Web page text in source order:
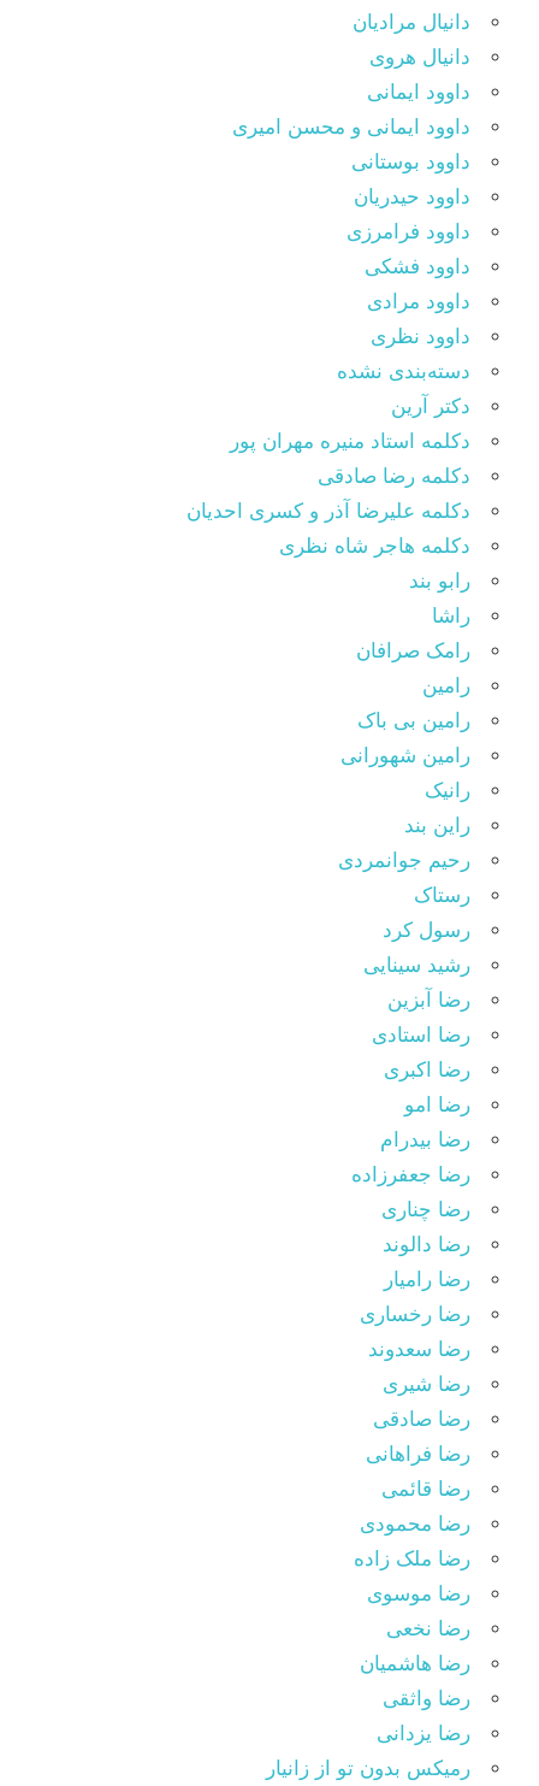
دانیال مرادیان
دانیال هروی
داوود ایمانی
داوود ایمانی و محسن امیری
داوود بوستانی
داوود حیدریان
داوود فرامرزی
داوود فشکی
داوود مرادی
داوود نظری
دسته‌بندی نشده
دکتر آرین
دکلمه استاد منیره مهران پور
دکلمه رضا صادقی
دکلمه علیرضا آذر و کسری احدیان
دکلمه هاجر شاه نظری
رابو بند
راشا
رامک صرافان
رامین
رامین بی باک
رامین شهورانی
رانیک
راین بند
رحیم جوانمردی
رستاک
رسول کرد
رشید سینایی
رضا آبزین
رضا استادی
رضا اکبری
رضا امو
رضا بیدرام
رضا جعفرزاده
رضا چناری
رضا دالوند
رضا رامیار
رضا رخساری
رضا سعدوند
رضا شیری
رضا صادقی
رضا فراهانی
رضا قائمی
رضا محمودی
رضا ملک زاده
رضا موسوی
رضا نخعی
رضا هاشمیان
رضا واثقی
رضا یزدانی
رمیکس بدون تو از زانیار